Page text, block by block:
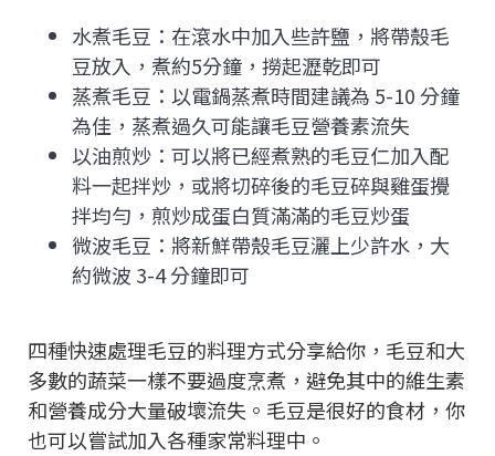
水煮毛豆：在滾水中加入些許鹽，將帶殼毛
豆放入，煮約5分鐘，撈起瀝乾即可
蒸煮毛豆：以電鍋蒸煮時間建議為 5-10 分鐘
為佳，蒸煮過久可能讓毛豆營養素流失
以油煎炒：可以將已經煮熟的毛豆仁加入配
料一起拌炒，或將切碎後的毛豆碎與雞蛋攪
拌均勻，煎炒成蛋白質滿滿的毛豆炒蛋
微波毛豆：將新鮮帶殼毛豆灑上少許水，大
約微波 3-4 分鐘即可
四種快速處理毛豆的料理方式分享給你，毛豆和大
多數的蔬菜一樣不要過度烹煮，避免其中的維生素
和營養成分大量破壞流失。毛豆是很好的食材，你
也可以嘗試加入各種家常料理中。